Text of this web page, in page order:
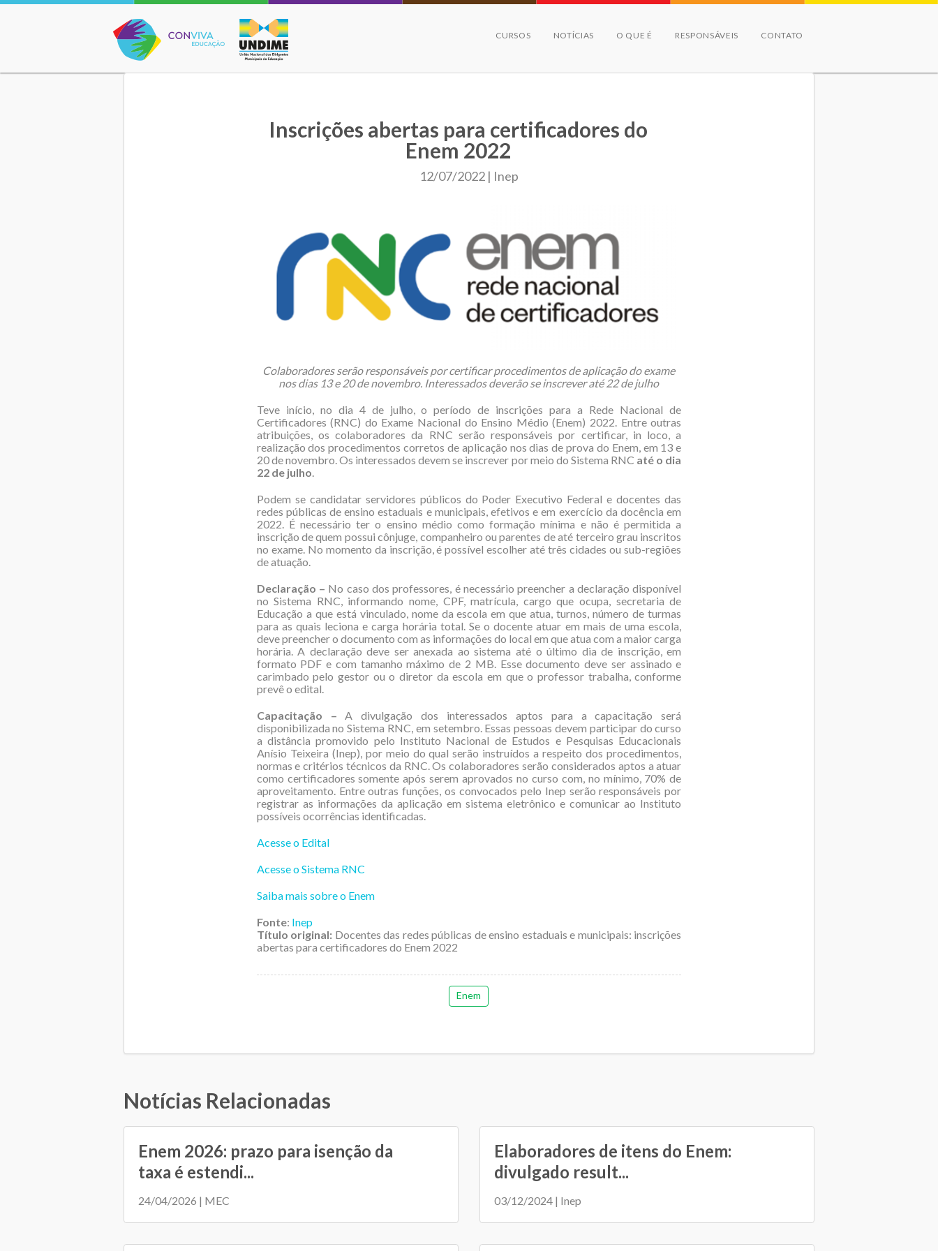
Conviva Educação
CURSOS NOTÍCIAS O QUE É RESPONSÁVEIS CONTATO
Inscrições abertas para certificadores do
Enem 2022
12/07/2022 | Inep
Colaboradores serão responsáveis por certificar procedimentos de aplicação do exame
nos dias 13 e 20 de novembro. Interessados deverão se inscrever até 22 de julho
Teve início, no dia 4 de julho, o período de inscrições para a Rede Nacional de
Certificadores (RNC) do Exame Nacional do Ensino Médio (Enem) 2022. Entre outras
atribuições, os colaboradores da RNC serão responsáveis por certificar, in loco, a
realização dos procedimentos corretos de aplicação nos dias de prova do Enem, em 13 e
20 de novembro. Os interessados devem se inscrever por meio do Sistema RNC até o dia
22 de julho.
Podem se candidatar servidores públicos do Poder Executivo Federal e docentes das
redes públicas de ensino estaduais e municipais, efetivos e em exercício da docência em
2022. É necessário ter o ensino médio como formação mínima e não é permitida a
inscrição de quem possui cônjuge, companheiro ou parentes de até terceiro grau inscritos
no exame. No momento da inscrição, é possível escolher até três cidades ou sub-regiões
de atuação.
Declaração – No caso dos professores, é necessário preencher a declaração disponível
no Sistema RNC, informando nome, CPF, matrícula, cargo que ocupa, secretaria de
Educação a que está vinculado, nome da escola em que atua, turnos, número de turmas
para as quais leciona e carga horária total. Se o docente atuar em mais de uma escola,
deve preencher o documento com as informações do local em que atua com a maior carga
horária. A declaração deve ser anexada ao sistema até o último dia de inscrição, em
formato PDF e com tamanho máximo de 2 MB. Esse documento deve ser assinado e
carimbado pelo gestor ou o diretor da escola em que o professor trabalha, conforme
prevê o edital.
Capacitação – A divulgação dos interessados aptos para a capacitação será
disponibilizada no Sistema RNC, em setembro. Essas pessoas devem participar do curso
a distância promovido pelo Instituto Nacional de Estudos e Pesquisas Educacionais
Anísio Teixeira (Inep), por meio do qual serão instruídos a respeito dos procedimentos,
normas e critérios técnicos da RNC. Os colaboradores serão considerados aptos a atuar
como certificadores somente após serem aprovados no curso com, no mínimo, 70% de
aproveitamento. Entre outras funções, os convocados pelo Inep serão responsáveis por
registrar as informações da aplicação em sistema eletrônico e comunicar ao Instituto
possíveis ocorrências identificadas.
Acesse o Edital
Acesse o Sistema RNC
Saiba mais sobre o Enem
Fonte: Inep
Título original: Docentes das redes públicas de ensino estaduais e municipais: inscrições
abertas para certificadores do Enem 2022
Enem
Notícias Relacionadas
Enem 2026: prazo para isenção da
taxa é estendi...
24/04/2026 | MEC
Elaboradores de itens do Enem:
divulgado result...
03/12/2024 | Inep